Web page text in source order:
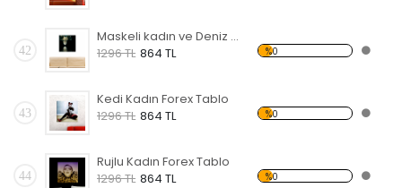
42
Maskeli kadın ve Deniz Forex Tablo
1296 TL 864 TL %0
43
Kedi Kadın Forex Tablo
1296 TL 864 TL %0
44
Rujlu Kadın Forex Tablo
1296 TL 864 TL %0